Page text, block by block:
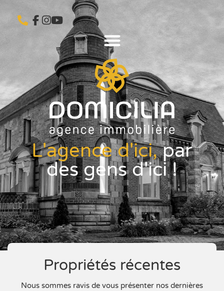
L'agence d'ici,par
des gens d'ici !
Propriétés récentes
Nous sommes ravis de vous présenter nos dernières